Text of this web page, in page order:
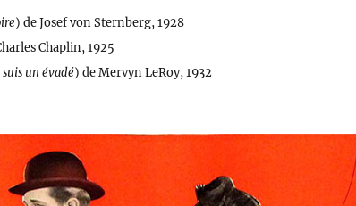
) de Josef von Sternberg, 1928
Chaplin, 1925
suis un évadé) de Mervyn LeRoy, 1932